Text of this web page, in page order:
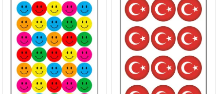
Çok Satılan Ürün